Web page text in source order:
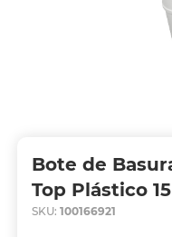
Bote de
Top Plástico
SKU: 100166921